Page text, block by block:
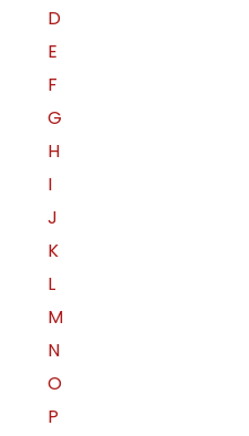
D
E
F
G
H
I
J
K
L
M
N
O
P